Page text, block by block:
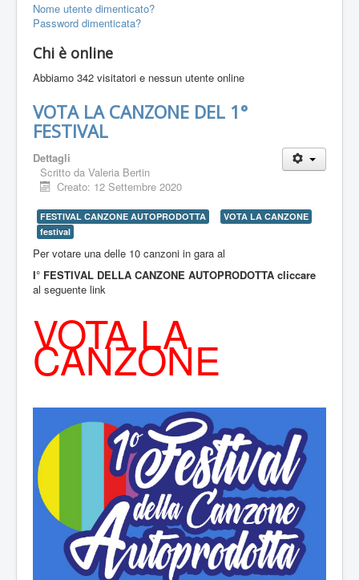
Nome utente dimenticato?
Password dimenticata?
Chi è online
Abbiamo 342 visitatori e nessun utente online
VOTA LA CANZONE DEL 1°
FESTIVAL
Dettagli
Scritto da Valeria Bertin
Creato: 12 Settembre 2020
FESTIVAL CANZONE AUTOPRODOTTA
VOTA LA CANZONE
festival
Per votare una delle 10 canzoni in gara al
I° FESTIVAL DELLA CANZONE AUTOPRODOTTA cliccare
al seguente link
VOTA LA
CANZONE